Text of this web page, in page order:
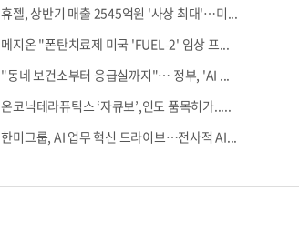
휴젤, 상반기 매출 2545억원 '사상 최대'…미...
메지온 "폰탄치료제 미국 'FUEL-2' 임상 프...
"동네 보건소부터 응급실까지"… 정부, 'AI ...
온코닉테라퓨틱스 ‘자큐보’,인도 품목허가.....
한미그룹, AI 업무 혁신 드라이브…전사적 AI...